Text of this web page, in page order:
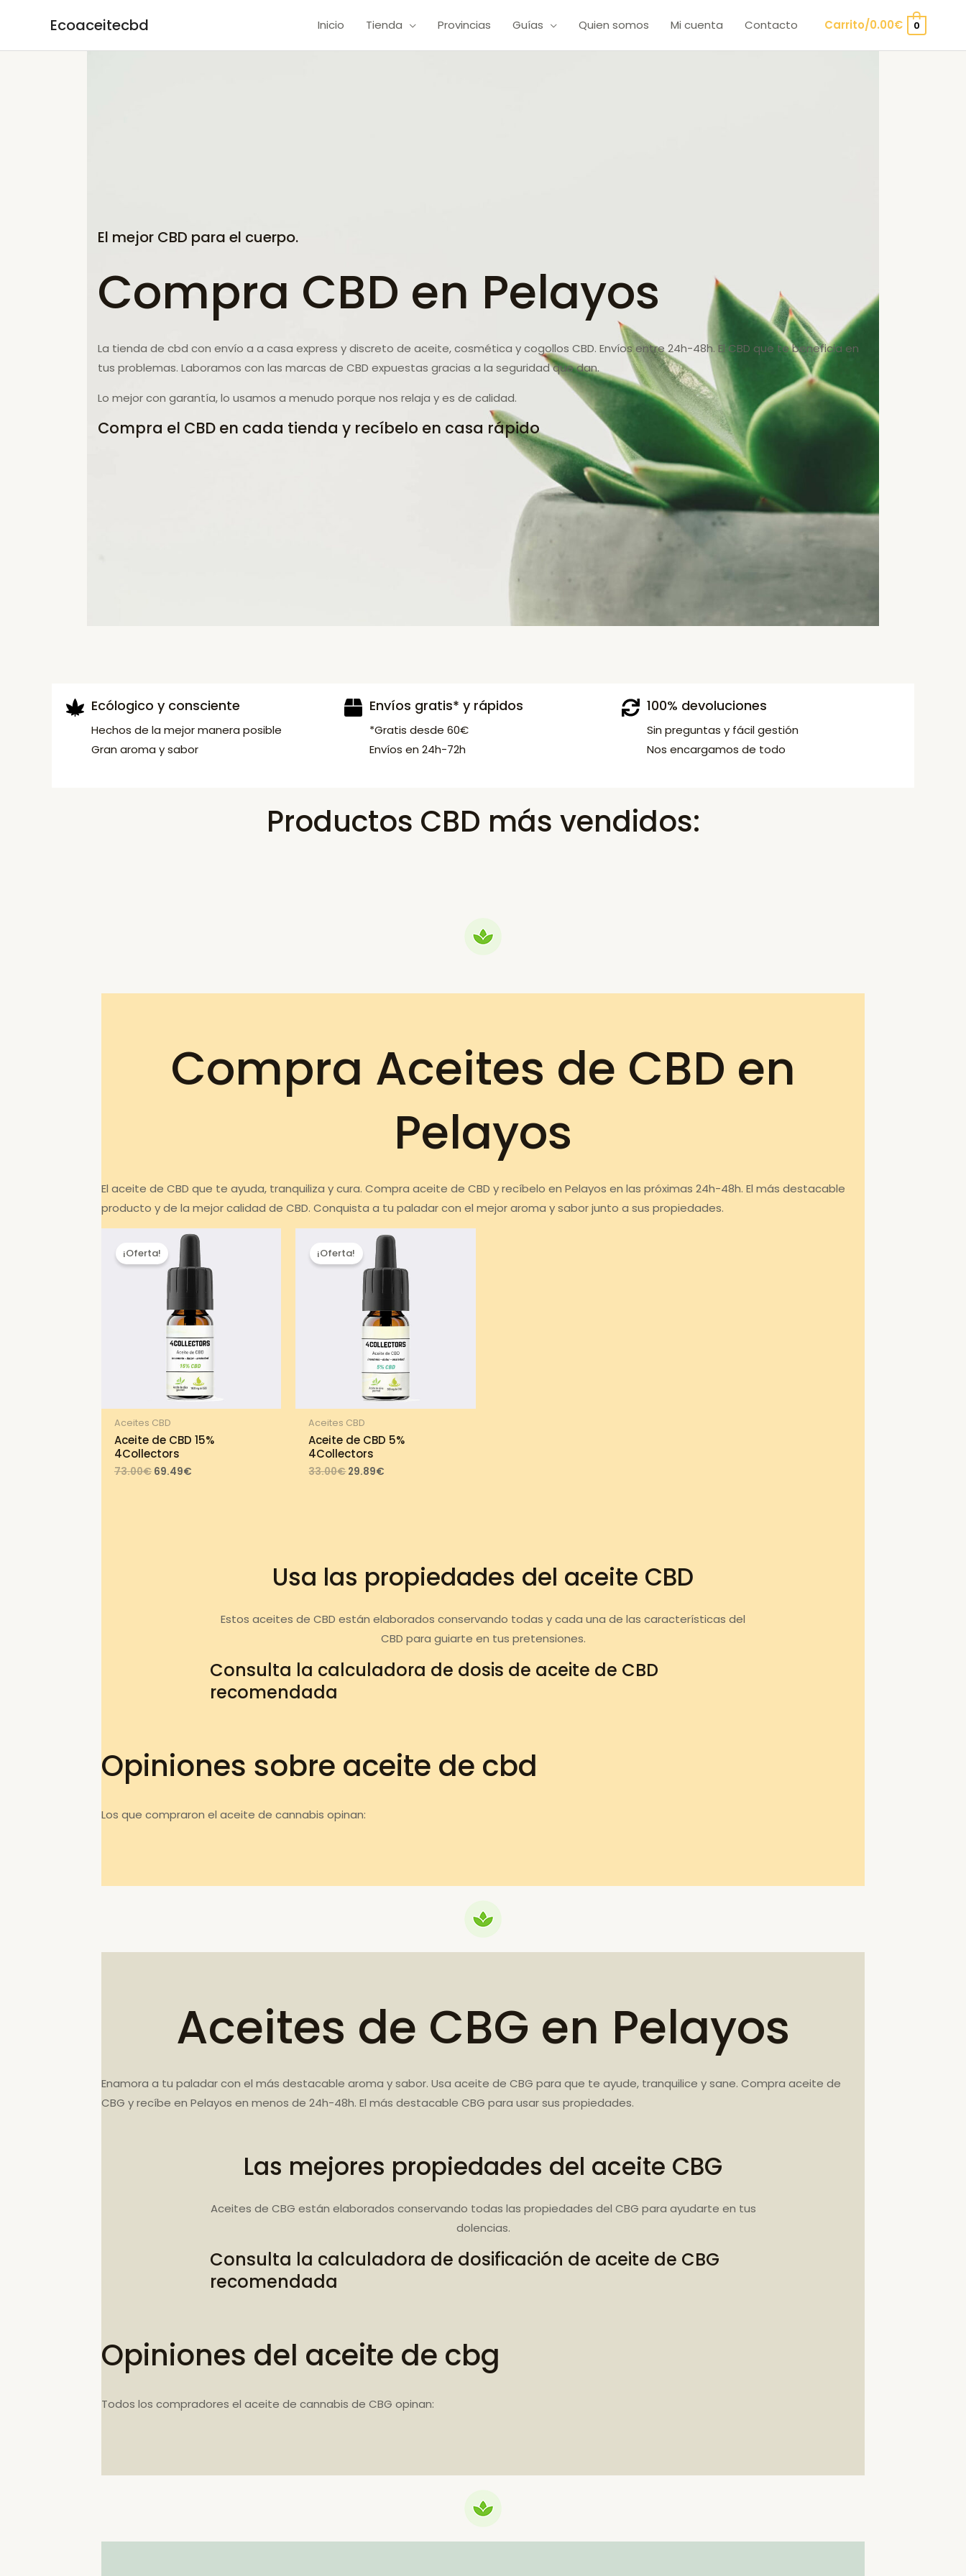
contenido
Ecoaceitecbd Inicio Tienda Provincias Guías Quien somos Mi cuenta Contacto Carrito/0.00€ 0
El mejor CBD para el cuerpo.
Compra CBD en Pelayos
La tienda de cbd con envío a a casa express y discreto de aceite, cosmética y cogollos CBD. Envíos entre 24h-48h. El CBD que te beneficia en
tus problemas. Laboramos con las marcas de CBD expuestas gracias a la seguridad que dan.
Lo mejor con garantía, lo usamos a menudo porque nos relaja y es de calidad.
Compra el CBD en cada tienda y recíbelo en casa rápido
Ecólogico y consciente
Hechos de la mejor manera posible
Gran aroma y sabor
Envíos gratis* y rápidos
*Gratis desde 60€
Envíos en 24h-72h
100% devoluciones
Sin preguntas y fácil gestión
Nos encargamos de todo
Productos CBD más vendidos:
Compra Aceites de CBD en
Pelayos
El aceite de CBD que te ayuda, tranquiliza y cura. Compra aceite de CBD y recíbelo en Pelayos en las próximas 24h-48h. El más destacable
producto y de la mejor calidad de CBD. Conquista a tu paladar con el mejor aroma y sabor junto a sus propiedades.
¡Oferta!
Aceites CBD
Aceite de CBD 15%
4Collectors
73.00€ Original
69.49€Current
¡Oferta!
Aceites CBD
Aceite de CBD 5%
4Collectors
33.00€Original
29.89€
Usa las propiedades del aceite CBD
Estos aceites de CBD están elaborados conservando todas y cada una de las características del
CBD para guiarte en tus pretensiones.
Consulta la calculadora de dosis de aceite de CBD
recomendada
Opiniones sobre aceite de cbd
Los que compraron el aceite de cannabis opinan:
Aceites de CBG en Pelayos
Enamora a tu paladar con el más destacable aroma y sabor. Usa aceite de CBG para que te ayude, tranquilice y sane. Compra aceite de
CBG y recíbe en Pelayos en menos de 24h-48h. El más destacable CBG para usar sus propiedades.
Las mejores propiedades del aceite CBG
Aceites de CBG están elaborados conservando todas las propiedades del CBG para ayudarte en tus
dolencias.
Consulta la calculadora de dosificación de aceite de CBG
recomendada
Opiniones del aceite de cbg
Todos los compradores el aceite de cannabis de CBG opinan: